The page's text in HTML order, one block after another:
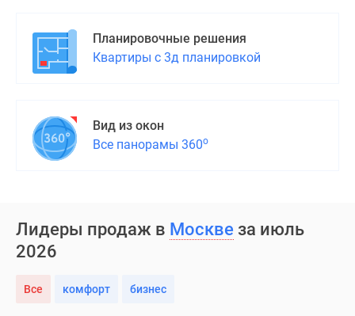
водоема
Коттеджные
ипотеку
Бизнес-
акции
Планировочные решения
Квартиры с 3д планировкой
Вид из окон
Все панорамы 360о
Лидеры продаж в Москве за июль
2026
Все комфорт бизнес